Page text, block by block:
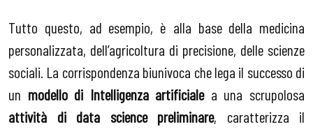
Tutto questo, ad esempio, è alla base della medicina
personalizzata, dell’agricoltura di precisione, delle scienze
sociali. La corrispondenza biunivoca che lega il successo di
un modello di Intelligenza artificialea una scrupolosa
attività di data science preliminare, caratterizza il